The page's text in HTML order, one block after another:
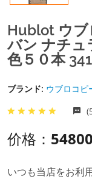
Hublot ウブ
バン ナチュ
色５０本
ブランド: ウブロコピ
价格：
いつも当店をお利